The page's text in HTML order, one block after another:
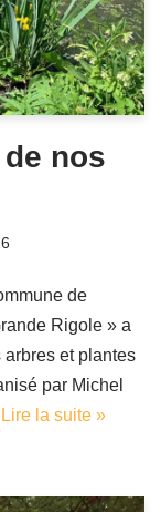
nos
de
Rigole » a
et plantes
par Michel
Lire la suite »